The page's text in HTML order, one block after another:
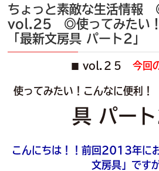
ちょっと素敵な生活情報
vol.25 ◎使ってみたい！
「最新文房具 パート2」
vol.２５ 今回
使ってみたい！こんなに便利！
具 パート
こんにちは！！前回2013年に
文房具」ですが